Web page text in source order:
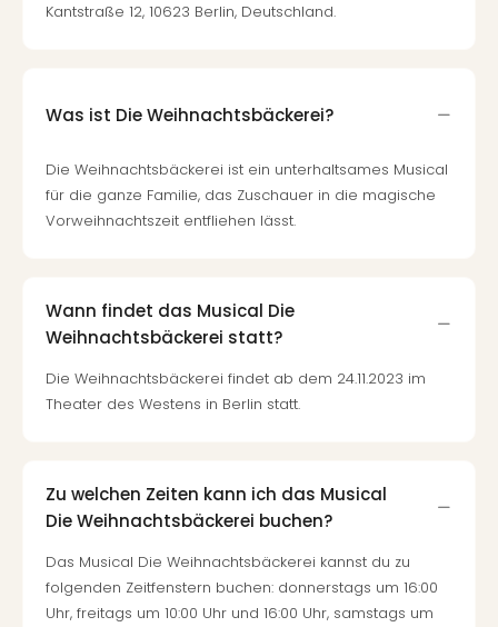
Kantstraße 12, 10623 Berlin, Deutschland.
Was ist Die Weihnachtsbäckerei?
Die Weihnachtsbäckerei ist ein unterhaltsames Musical
für die ganze Familie, das Zuschauer in die magische
Vorweihnachtszeit entfliehen lässt.
Wann findet das Musical Die
Weihnachtsbäckerei statt?
Die Weihnachtsbäckerei findet ab dem 24.11.2023 im
Theater des Westens in Berlin statt.
Zu welchen Zeiten kann ich das Musical
Die Weihnachtsbäckerei buchen?
Das Musical Die Weihnachtsbäckerei kannst du zu
folgenden Zeitfenstern buchen: donnerstags um 16:00
Uhr, freitags um 10:00 Uhr und 16:00 Uhr, samstags um